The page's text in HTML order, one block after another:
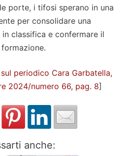
porte, i tifosi sperano in una
per consolidare una
classifica e confermare il
periodico Cara Garbatella,
2024/numero 66, pag. 8]
anche: